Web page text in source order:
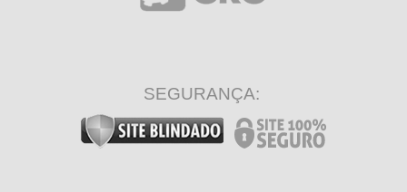
SEGURANÇA: